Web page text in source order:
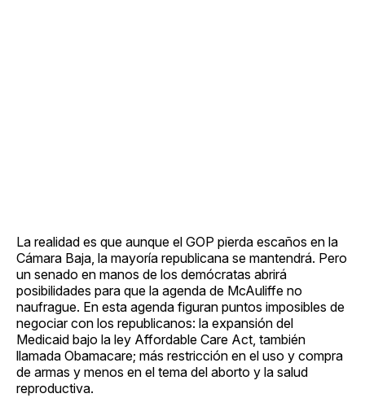
La realidad es que aunque el GOP pierda escaños en la
Cámara Baja, la mayoría republicana se mantendrá. Pero
un senado en manos de los demócratas abrirá
posibilidades para que la agenda de McAuliffe no
naufrague. En esta agenda figuran puntos imposibles de
negociar con los republicanos: la expansión del
Medicaid bajo la ley Affordable Care Act, también
llamada Obamacare; más restricción en el uso y compra
de armas y menos en el tema del aborto y la salud
reproductiva.